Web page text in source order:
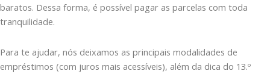
baratos. Dessa forma, é possível pagar as parcelas com toda
tranquilidade.
Para te ajudar, nós deixamos as principais modalidades de
empréstimos (com juros mais acessíveis), além da dica do 13.º